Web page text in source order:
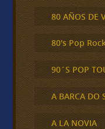
80 AÑOS DE
80's Pop
90´S POP
A BARCA DO
A LA NOVIA